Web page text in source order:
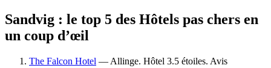
Sandvig : le top 5 des Hôtels pas chers en
un coup d’œil
The Falcon Hotel — Allinge. Hôtel 3.5 étoiles. Avis